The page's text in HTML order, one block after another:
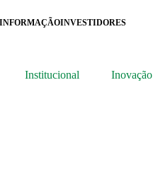
INVESTIDORES
Institucional Inovação